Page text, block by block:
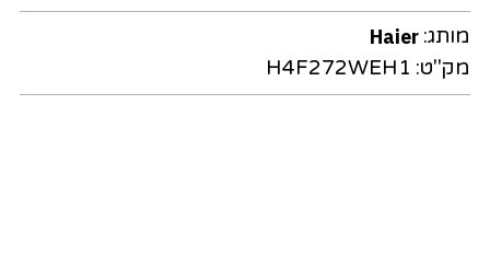
מותג: Haier
מק"ט: H4F272WEH1